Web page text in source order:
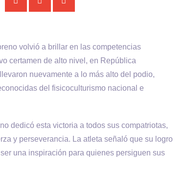
volvió a brillar en las competencias
certamen de alto nivel, en República
nuevamente a lo más alto del podio,
del fisicoculturismo nacional e
dedicó esta victoria a todos sus compatriotas,
y perseverancia. La atleta señaló que su logro
una inspiración para quienes persiguen sus